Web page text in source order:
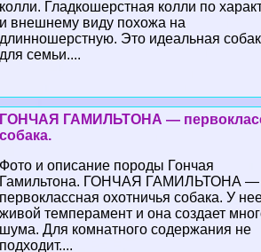
колли. Гладкошерстная колли по
и внешнему виду похожа на
длинношерстную. Это идеальная
для семьи....
ГОНЧАЯ ГАМИЛЬТОНА —
собака.
Фото и описание породы Гончая
Гамильтона. ГОНЧАЯ ГАМИЛЬТОНА —
первоклассная охотничья собака. У
живой темперамент и она создает
шума. Для комнатного содержания не
подходит....